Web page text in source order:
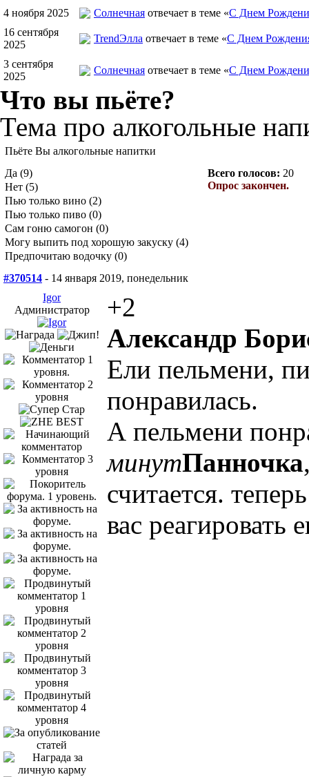
4 ноября 2025 Солнечная отвечает в теме «С Днем
16 сентября
2025
TrendЭлла отвечает в теме «С Днем
3 сентября
2025
Солнечная отвечает в теме «С Днем
Что вы пьёте?
Тема про алкогольные
Пьёте Вы алкогольные напитки
Да (9)
Нет (5)
Пью только вино (2)
Пью только пиво (0)
Сам гоню самогон (0)
Могу выпить под хорошую закуску (4)
Предпочитаю водочку (0)
Всего голосов: 20
Опрос закончен.
#370514 - 14 января 2019, понедельник
Igor
Администратор
+2
Александр
Ели пельмени,
понравилась.
А пельмени
минутПанночка
считается.
вас реагировать